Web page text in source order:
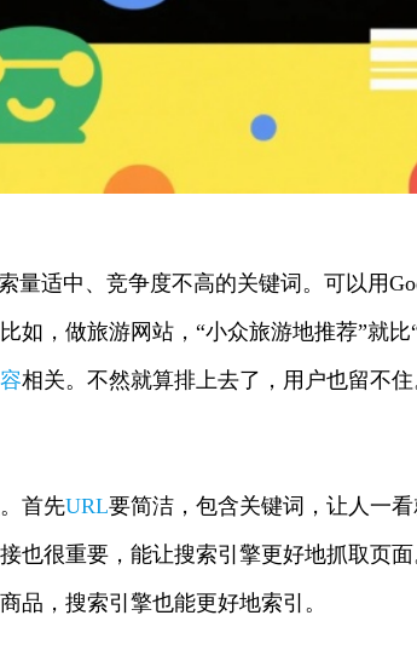
量适中、竞争度不高的关键词。可以用
如，做旅游网站，“小众旅游地推荐”就
相关。不然就算排上去了，用户也留不住
首先URL要简洁，包含关键词，让人一
也很重要，能让搜索引擎更好地抓取页
品，搜索引擎也能更好地索引。